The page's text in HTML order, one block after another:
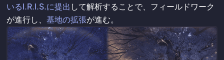
いるI.R.I.S.に提出 して解析することで、フィールドワーク
が進行し、 基地の拡張が進む。